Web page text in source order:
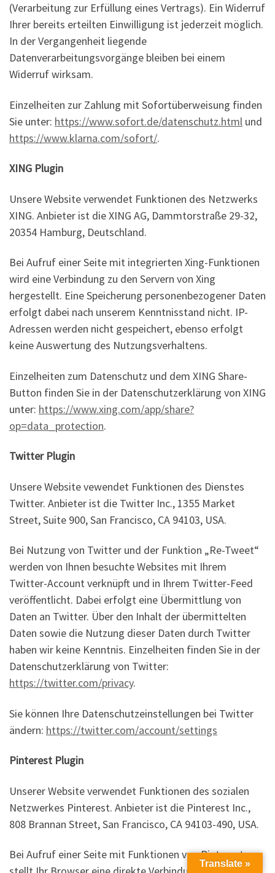
(Verarbeitung zur Erfüllung eines Vertrags). Ein Widerruf
Ihrer bereits erteilten Einwilligung ist jederzeit möglich.
In der Vergangenheit liegende
Datenverarbeitungsvorgänge bleiben bei einem
Widerruf wirksam.
Einzelheiten zur Zahlung mit Sofortüberweisung finden
Sie unter: https://www.sofort.de/datenschutz.html und
https://www.klarna.com/sofort/.
XING Plugin
Unsere Website verwendet Funktionen des Netzwerks
XING. Anbieter ist die XING AG, Dammtorstraße 29-32,
20354 Hamburg, Deutschland.
Bei Aufruf einer Seite mit integrierten Xing-Funktionen
wird eine Verbindung zu den Servern von Xing
hergestellt. Eine Speicherung personenbezogener Daten
erfolgt dabei nach unserem Kenntnisstand nicht. IP-
Adressen werden nicht gespeichert, ebenso erfolgt
keine Auswertung des Nutzungsverhaltens.
Einzelheiten zum Datenschutz und dem XING Share-
Button finden Sie in der Datenschutzerklärung von XING
unter: https://www.xing.com/app/share?
op=data_protection.
Twitter Plugin
Unsere Website vewendet Funktionen des Dienstes
Twitter. Anbieter ist die Twitter Inc., 1355 Market
Street, Suite 900, San Francisco, CA 94103, USA.
Bei Nutzung von Twitter und der Funktion „Re-Tweet“
werden von Ihnen besuchte Websites mit Ihrem
Twitter-Account verknüpft und in Ihrem Twitter-Feed
veröffentlicht. Dabei erfolgt eine Übermittlung von
Daten an Twitter. Über den Inhalt der übermittelten
Daten sowie die Nutzung dieser Daten durch Twitter
haben wir keine Kenntnis. Einzelheiten finden Sie in der
Datenschutzerklärung von Twitter:
https://twitter.com/privacy.
Sie können Ihre Datenschutzeinstellungen bei Twitter
ändern: https://twitter.com/account/settings
Pinterest Plugin
Unserer Website verwendet Funktionen des sozialen
Netzwerkes Pinterest. Anbieter ist die Pinterest Inc.,
808 Brannan Street, San Francisco, CA 94103-490, USA.
Bei Aufruf einer Seite mit Funktionen von Pinterest,
Translate »